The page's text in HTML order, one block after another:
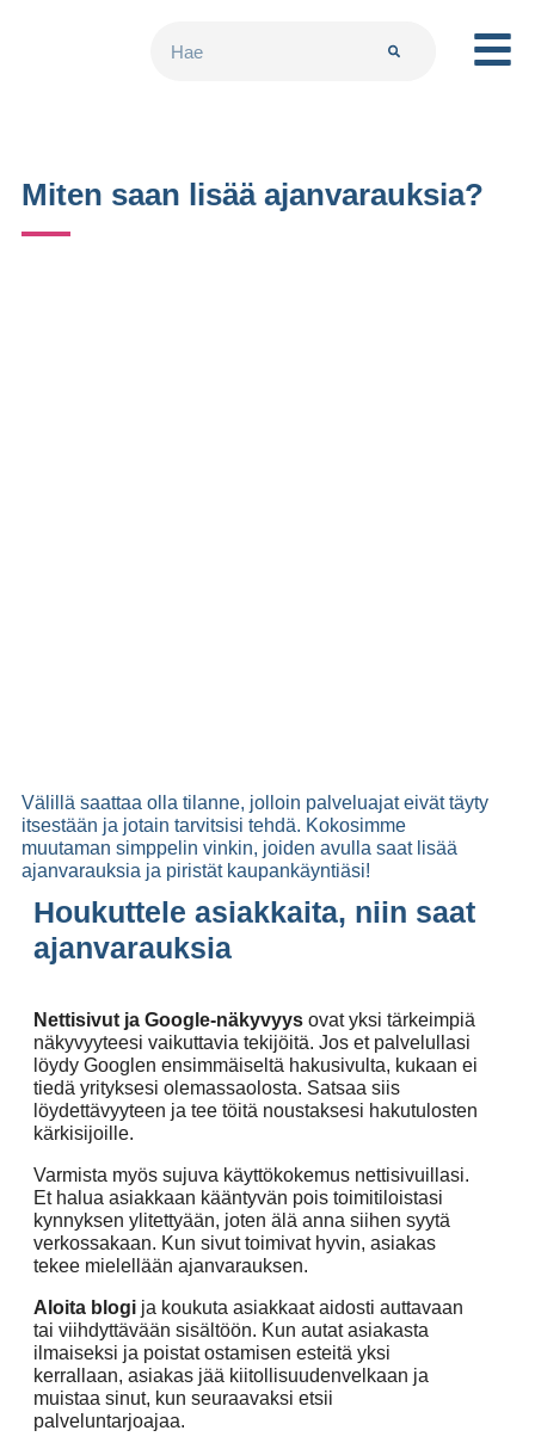
Miten saan lisää ajanvarauksia?
Välillä saattaa olla tilanne, jolloin palveluajat eivät täyty
itsestään ja jotain tarvitsisi tehdä. Kokosimme
muutaman simppelin vinkin, joiden avulla saat lisää
ajanvarauksia ja piristät kaupankäyntiäsi!
Houkuttele asiakkaita, niin saat
ajanvarauksia
Nettisivut ja Google-näkyvyys ovat yksi tärkeimpiä
näkyvyyteesi vaikuttavia tekijöitä. Jos et palvelullasi
löydy Googlen ensimmäiseltä hakusivulta, kukaan ei
tiedä yrityksesi olemassaolosta. Satsaa siis
löydettävyyteen ja tee töitä noustaksesi hakutulosten
kärkisijoille.
Varmista myös sujuva käyttökokemus nettisivuillasi.
Et halua asiakkaan kääntyvän pois toimitiloistasi
kynnyksen ylitettyään, joten älä anna siihen syytä
verkossakaan. Kun sivut toimivat hyvin, asiakas
tekee mielellään ajanvarauksen.
Aloita blogi ja koukuta asiakkaat aidosti auttavaan
tai viihdyttävään sisältöön. Kun autat asiakasta
ilmaiseksi ja poistat ostamisen esteitä yksi
kerrallaan, asiakas jää kiitollisuudenvelkaan ja
muistaa sinut, kun seuraavaksi etsii
palveluntarjoajaa.